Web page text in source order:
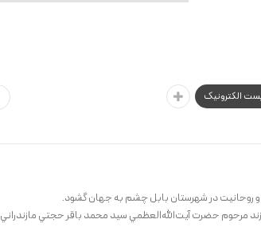
الکترونیک
حضرت آيت‌الله‌العظمي سيد محمد باقر حجتي مازندراني